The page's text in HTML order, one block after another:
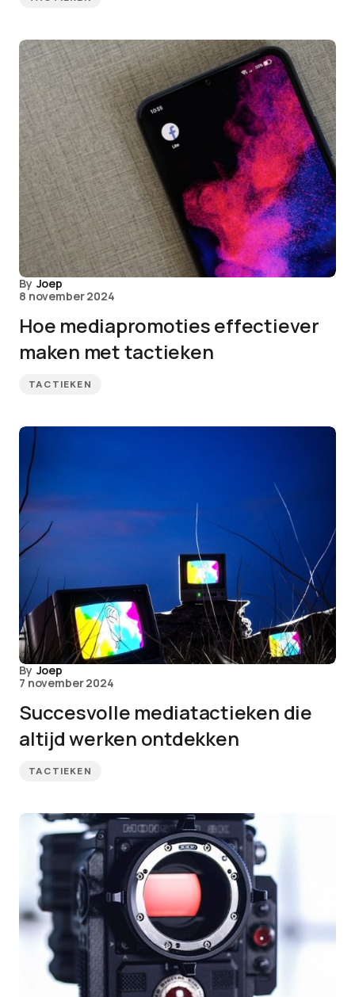
By Joep
8 november 2024
Hoe mediapromoties effectiever
maken met tactieken
TACTIEKEN
By Joep
7 november 2024
Succesvolle mediatactieken die
altijd werken ontdekken
TACTIEKEN